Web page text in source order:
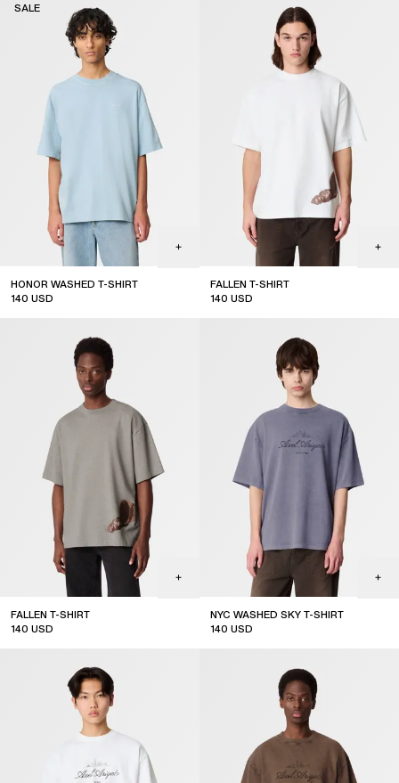
HONOR WASHED T-SHIRT
140 USD
SALE
FALLEN T-SHIRT
140 USD
FALLEN T-SHIRT
140 USD
NYC WASHED SKY T-SHIRT
140 USD